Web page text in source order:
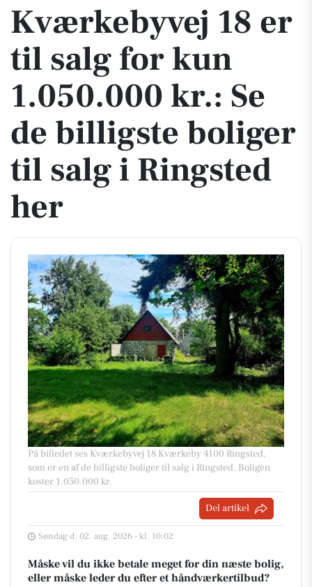
Kværkebyvej 18 er
til salg for kun
1.050.000 kr.: Se
de billigste boliger
til salg i Ringsted
her
På billedet ses Kværkebyvej 18 Kværkeby 4100 Ringsted,
som er en af de billigste boliger til salg i Ringsted. Boligen
koster 1.050.000 kr.
Del artikel
Søndag d. 02. aug. 2026 - kl. 10:02
Måske vil du ikke betale meget for din næste bolig,
eller måske leder du efter et håndværkertilbud?